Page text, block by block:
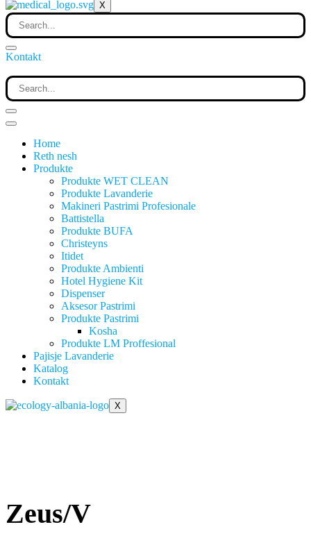
X
Kontakt
Home
Reth nesh
Produkte
Produkte WET CLEAN
Produkte Lavanderie
Makineri Pastrimi Profesionale
Battistella
Produkte BUFA
Christeyns
Itidet
Produkte Ambienti
Hotel Hygiene Kit
Dispenser
Aksesor Pastrimi
Produkte Pastrimi
Kosha
Produkte LM Proffesional
Pajisje Lavanderie
Katalog
Kontakt
X
Zeus/V